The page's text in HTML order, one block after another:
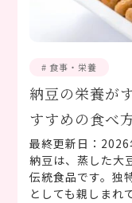
# 食事・栄養
納豆の栄養が
すすめの食べ
最終更新日：2026
納豆は、蒸した大
伝統食品です。独
としても親しまれ